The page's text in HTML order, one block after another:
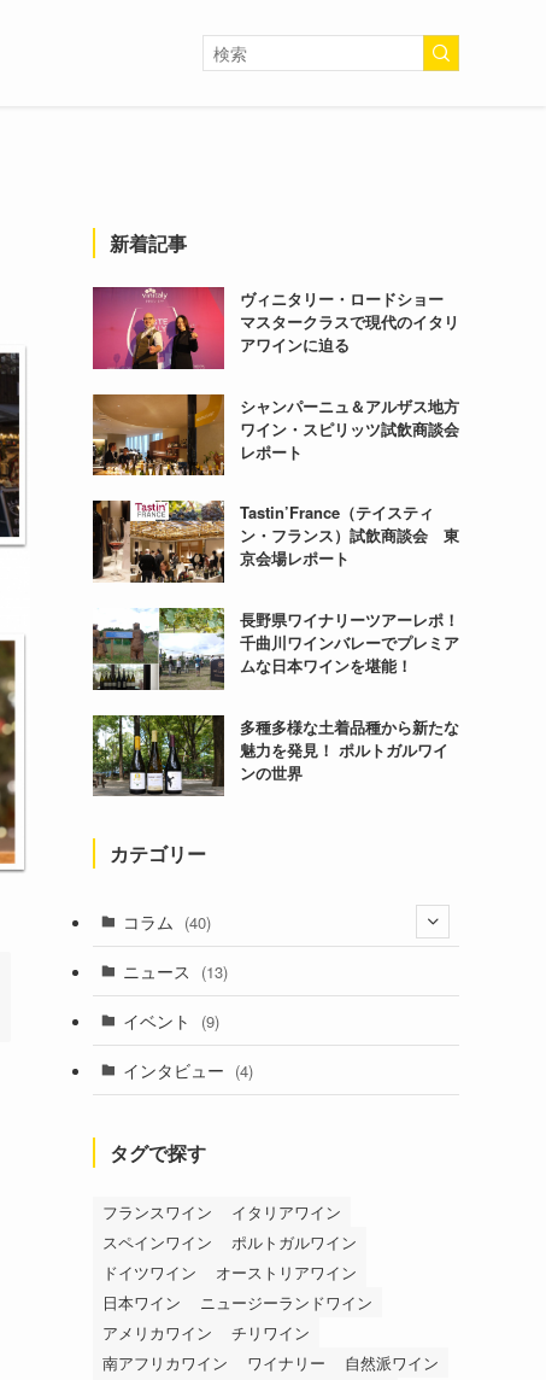
新着記事
ヴィニタリー・ロードショー
マスタークラスで現代のイタリ
アワインに迫る
シャンパーニュ＆アルザス地方
ワイン・スピリッツ試飲商談会
レポート
Tastin’France（テイスティ
ン・フランス）試飲商談会 東
京会場レポート
長野県ワイナリーツアーレポ！
千曲川ワインバレーでプレミア
ムな日本ワインを堪能！
多種多様な土着品種から新たな
魅力を発見！ ポルトガルワイ
ンの世界
カテゴリー
コラム (40)
(1)
(6)
ニュース (13)
イベント (9)
インタビュー (4)
タグで探す
フランスワイン
イタリアワイン
スペインワイン
ポルトガルワイン
ドイツワイン
オーストリアワイン
日本ワイン
ニュージーランドワイン
アメリカワイン
チリワイン
南アフリカワイン
ワイナリー
自然派ワイン